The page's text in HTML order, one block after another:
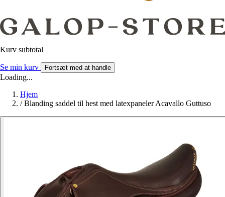
Kurv subtotal
Se min kurv Fortsæt med at handle
Loading...
Hjem
/ Blanding saddel til hest med latexpaneler Acavallo Guttuso